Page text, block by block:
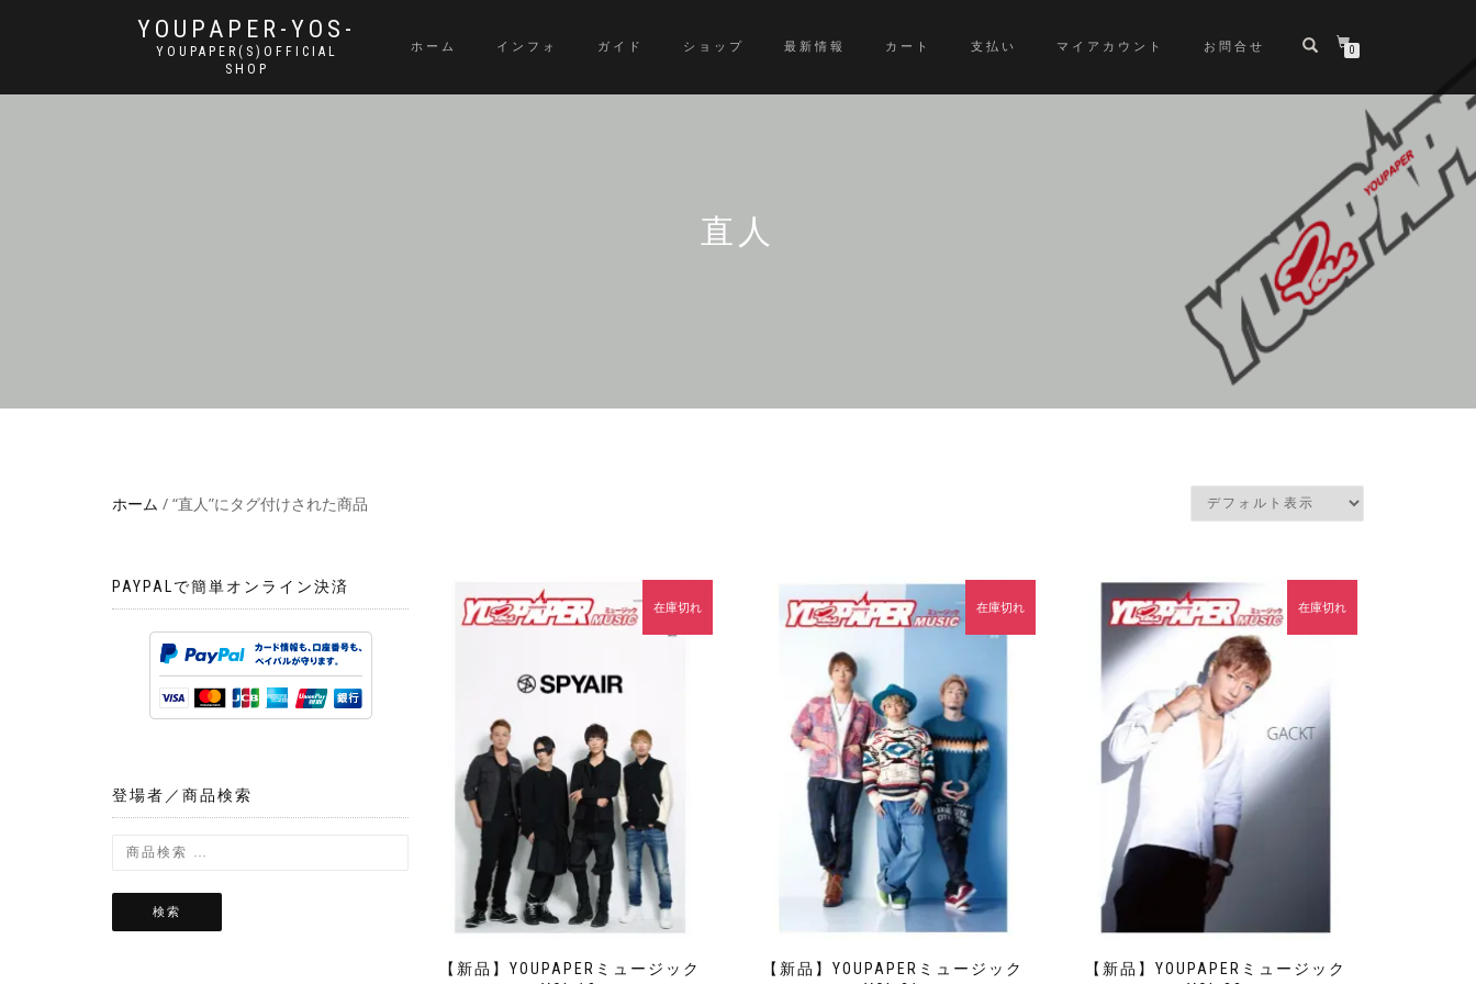
YOUPAPER-YOS-
YOUPAPER(S)OFFICIAL
SHOP
ホーム インフォ ガイド ショップ 最新情報 カート 支払い マイアカウント お問合せ 0
直人
ホーム / “直人”にタグ付けされた商品
【新品】YOUPAPERミュージック
在庫切れ
【新品】YOUPAPERミュージック
在庫切れ
【新品】YOUPAPERミュージック
在庫切れ
PAYPALで簡単オンライン決済
登場者／商品検索
検索